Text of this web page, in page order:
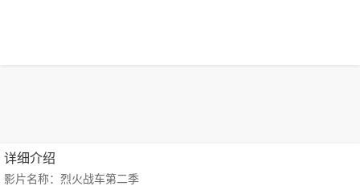
详细介绍
影片名称：烈火战车第二季